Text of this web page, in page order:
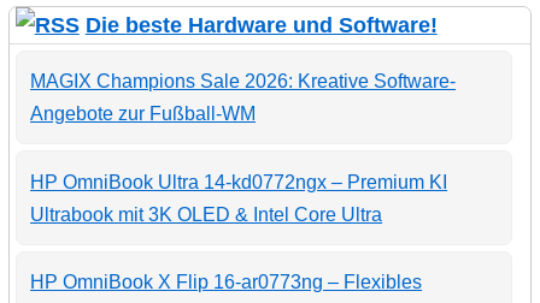
Die beste Hardware und Software!
MAGIX Champions Sale 2026: Kreative Software-
Angebote zur Fußball-WM
HP OmniBook Ultra 14-kd0772ngx – Premium KI
Ultrabook mit 3K OLED & Intel Core Ultra
HP OmniBook X Flip 16-ar0773ng – Flexibles